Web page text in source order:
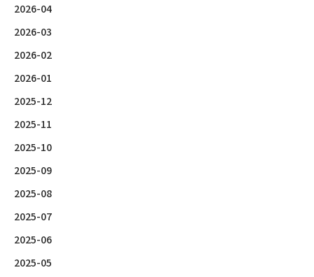
2026-04
2026-03
2026-02
2026-01
2025-12
2025-11
2025-10
2025-09
2025-08
2025-07
2025-06
2025-05